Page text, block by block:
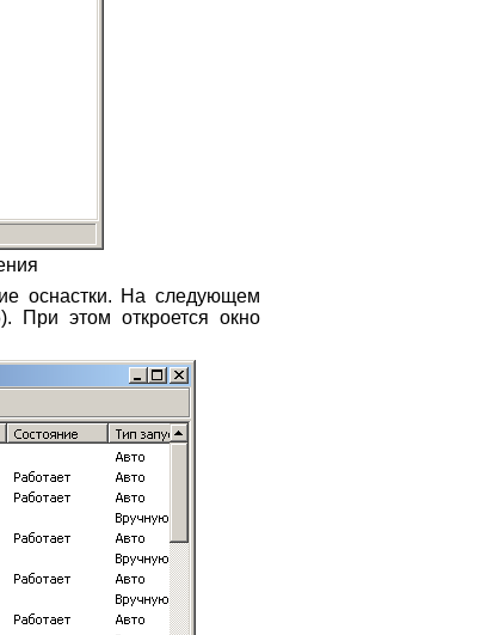
оснастки. На следующем
При этом откроется окно